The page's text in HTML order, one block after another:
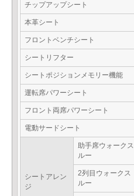
チップアップシート
本革シート
フロントベンチシート
シートリフター
シートポジションメモリー機能
運転席パワーシート
フロント両席パワーシート
電動サードシート
シートアレン
ジ
助手席ウォークス
ルー
2列目ウォークス
ルー